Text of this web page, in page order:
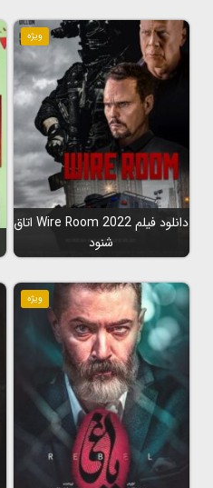
ویژه
دانلود فیلم Wire Room 2022 اتاق
شنود
ویژه